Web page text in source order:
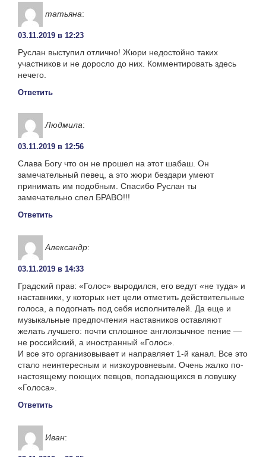
татьяна:
03.11.2019 в 12:23
Руслан выступил отлично! Жюри недостойно таких
участников и не доросло до них. Комментировать здесь
нечего.
Ответить
Людмила:
03.11.2019 в 12:56
Слава Богу что он не прошел на этот шабаш. Он
замечательный певец, а это жюри бездари умеют
принимать им подобным. Спасибо Руслан ты
замечательно спел БРАВО!!!
Ответить
Александр:
03.11.2019 в 14:33
Градский прав: «Голос» выродился, его ведут «не туда» и
наставники, у которых нет цели отметить действительные
голоса, а подогнать под себя исполнителей. Да еще и
музыкальные предпочтения наставников оставляют
желать лучшего: почти сплошное англоязычное пение —
не российский, а иностранный «Голос».
И все это организовывает и направляет 1-й канал. Все это
стало неинтересным и низкоуровневым. Очень жалко по-
настоящему поющих певцов, попадающихся в ловушку
«Голоса».
Ответить
Иван: